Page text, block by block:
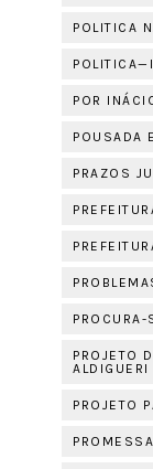
POLITICA
POR
POUSADA
PRAZOS
PROCURA-
PROJETO
ALDIGUERI
PROJETO